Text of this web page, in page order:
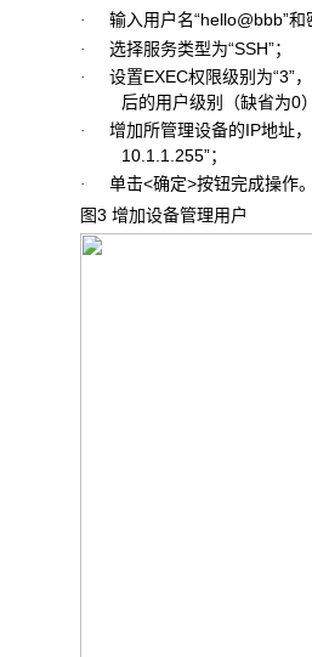
· 输入用户名“hello@bbb”和
· 选择服务类型为“SSH”；
· 设置EXEC权限级别为“3”
后的用户级别（缺省为0）
· 增加所管理设备的IP地址，
10.1.1.255”；
· 单击<确定>按钮完成操作。
图3 增加设备管理用户